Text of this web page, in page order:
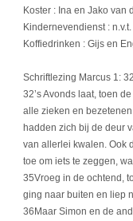
Koster : Ina en Jako van
Kindernevendienst : n.v.t.
Koffiedrinken : Gijs en
Schriftlezing Marcus 1:
32’s Avonds laat, toen
alle zieken en
hadden zich bij de deur
van allerlei kwalen. Ook
toe om iets te zeggen,
35Vroeg in de ochtend,
ging naar buiten en liep
36Maar Simon en de